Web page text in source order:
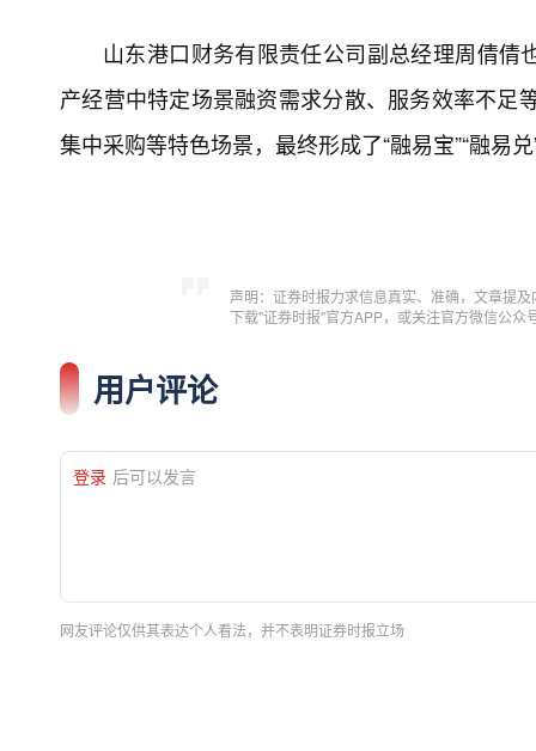
山东港口财务有限责任公司副总经理周倩
产经营中特定场景融资需求分散、服务效率不足
集中采购等特色场景，最终形成了“融易宝”“融易
声明：证券时报力求信息真实、准确，文章提
下载"证券时报"官方APP，或关注官方微信公
用户评论
登录 后可以发言
网友评论仅供其表达个人看法，并不表明证券时报立场